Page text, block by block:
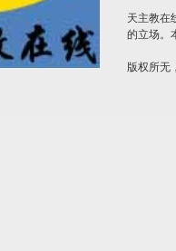
天主教在
的立场。
版权所无